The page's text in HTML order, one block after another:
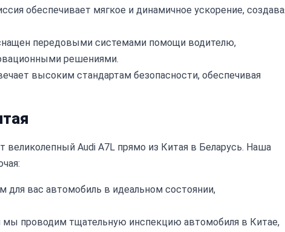
обеспечивает мягкое и динамичное ускорение,
передовыми системами помощи водителю,
решениями.
высоким стандартам безопасности, обеспечивая
Audi A7L прямо из Китая в Беларусь. Наша
для вас автомобиль в идеальном состоянии,
мы проводим тщательную инспекцию автомобиля в Китае,